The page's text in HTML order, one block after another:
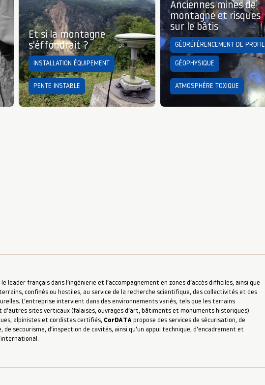
Anciennes mines de
montagne et risques
sur le bâtis
GÉORÉFÉRENCEMENT DE PROFIL
GÉOPHYSIQUE
ATMOSPHÈRE TOXIQUE
Et si la montagne
s'éffondrait ?
INSTALLATION ÉQUIPEMENT
PENTE INSTABLE
leader français dans l’ingénierie et l’accompagnement en zones d’accès difficiles, ainsi que
confinés ou hostiles, au service de la recherche scientifique, des collectivités et des
L’entreprise intervient dans des environnements variés, tels que les terrains
sites verticaux (falaises, ouvrages d’art, bâtiments et monuments historiques).
alpinistes et cordistes certifiés, CorDATA propose des services de sécurisation, de
secourisme, d’inspection de cavités, ainsi qu’un appui technique, d’encadrement et